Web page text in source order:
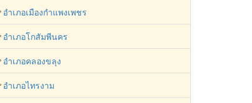
อำเภอเมืองกำแพงเพชร
อำเภอโกสัมพีนคร
อำเภอคลองขลุง
อำเภอไทรงาม